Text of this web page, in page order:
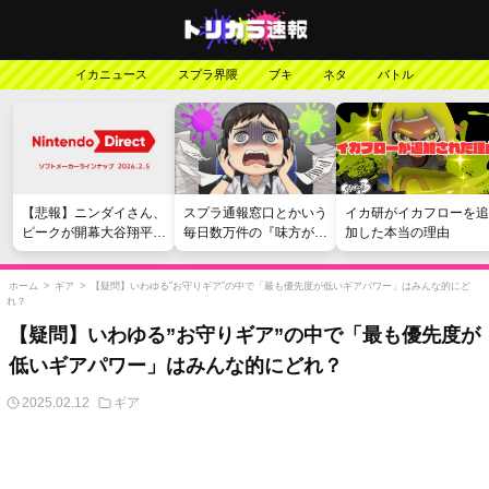
イカニュース スプラ界隈 ブキ ネタ バトル
【悲報】ニンダイさん、
ピークが開幕大谷翔平の
がっかりダイレクトだっ
たと言われてしまう
スプラ通報窓口とかいう
毎日数万件の『味方が弱
い』愚痴を読まされる苦
行
イカ研がイカフローを追
加した本当の理由
ホーム > ギア >
【疑問】いわゆる”お守りギア”の中で「最も優先度が低いギアパワー」はみんな的にど
れ？
【疑問】いわゆる”お守りギア”の中で「最も優先度が
低いギアパワー」はみんな的にどれ？
2025.02.12 ギア